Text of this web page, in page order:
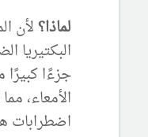
لماذا؟لأن
البكتيريا
جزءًا كبيرًا
الأمعاء،
اضطرابات